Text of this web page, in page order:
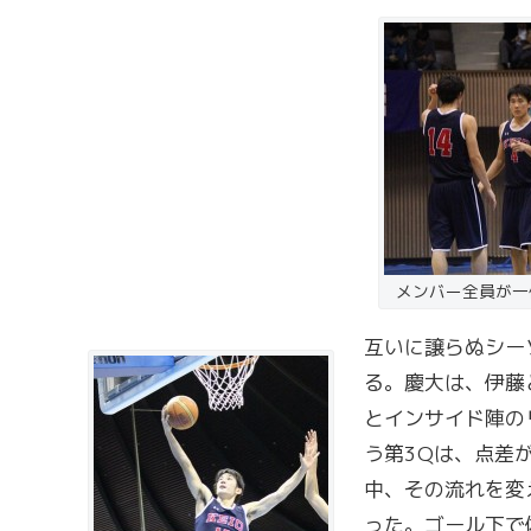
メンバー全員が
互いに譲らぬシ
る。慶大は、伊
とインサイド陣
う第3Qは、点差
中、その流れを
った。ゴール下